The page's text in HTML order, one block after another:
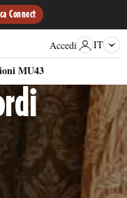
Connect
MU43
Accedi IT